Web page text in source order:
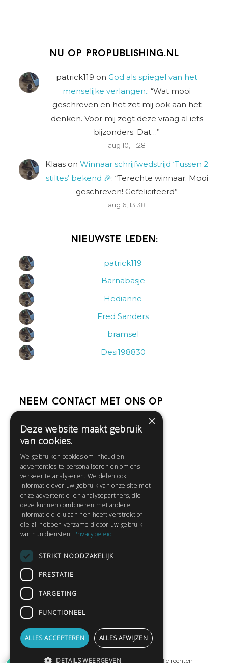
Nu op Propublishing.nl
patrick119 on God als spiegel van het
menselijke verlangen.: “Wat mooi
geschreven en het zet mij ook aan het
denken. Voor mij zegt deze vraag al iets
bijzonders. Dat…”
aug 10, 11:28
Klaas on Winnaar schrijfwedstrijd ‘Tussen 2
stiltes’ bekend 🎉: “Terechte winnaar. Mooi
geschreven! Gefeliciteerd”
aug 6, 13:38
Nieuwste leden:
patrick119
Barnabasje
Hedianne
Fred Sanders
bramsel
Desi198830
Neem contact met ons op
Help
Contact
Huisregels
Snel naar:
Gratis aanmelden
Privacybeleid
Gedichten lezen
Schrijfwedstrijden
Schrijftips
© Copyright 2019 - 2026ProPublishing · Alle rechten
×
Deze website maakt gebruik
van cookies.
We gebruiken cookies om inhoud en
advertenties te personaliseren en om ons
verkeer te analyseren. We delen ook
informatie over uw gebruik van onze site met
onze advertentie- en analysepartners, die
deze kunnen combineren met andere
informatie die u aan hen heeft verstrekt of
die zij hebben verzameld door uw gebruik
van hun diensten. Privacybeleid
STRIKT NOODZAKELIJK
PRESTATIE
TARGETING
FUNCTIONEEL
ALLES ACCEPTEREN ALLES AFWIJZEN
DETAILS WEERGEVEN